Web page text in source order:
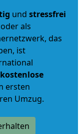
und stressfrei
oder als
das
ist
ersten
Umzug.